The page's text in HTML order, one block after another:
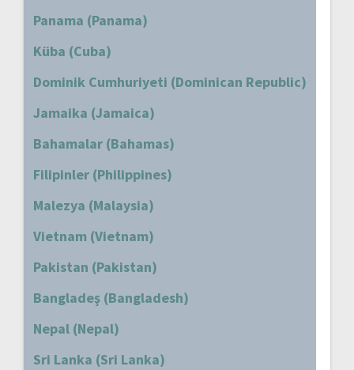
Panama (Panama)
Küba (Cuba)
Dominik Cumhuriyeti (Dominican Republic)
Jamaika (Jamaica)
Bahamalar (Bahamas)
Filipinler (Philippines)
Malezya (Malaysia)
Vietnam (Vietnam)
Pakistan (Pakistan)
Bangladeş (Bangladesh)
Nepal (Nepal)
Sri Lanka (Sri Lanka)